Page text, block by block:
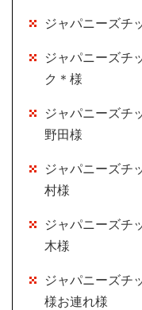
ジャパニーズチ
ジャパニーズチ
ク＊様
ジャパニーズチ
野田様
ジャパニーズチ
村様
ジャパニーズチ
木様
ジャパニーズチ
様お連れ様